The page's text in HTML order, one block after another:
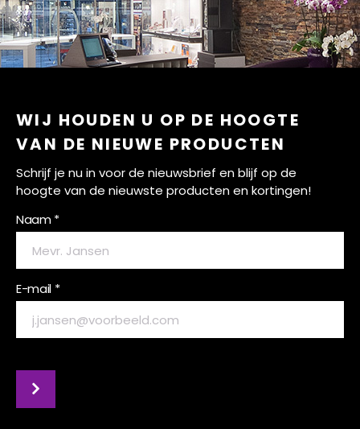
WIJ HOUDEN U OP DE HOOGTE
VAN DE NIEUWE PRODUCTEN
Schrijf je nu in voor de nieuwsbrief en blijf op de
hoogte van de nieuwste producten en kortingen!
Naam *
E-mail *